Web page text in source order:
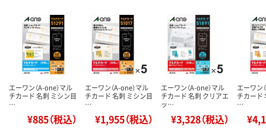
エーワン（A-one）マル
チカード 名刺 ミシン目
…
¥885（税込）
エーワン（A-one）マル
チカード 名刺 ミシン目
…
¥1,955（税込）
エーワン（A-one）マル
チカード 名刺 クリアエ
ッ…
¥3,328（税込）
エーワン
チカード
…